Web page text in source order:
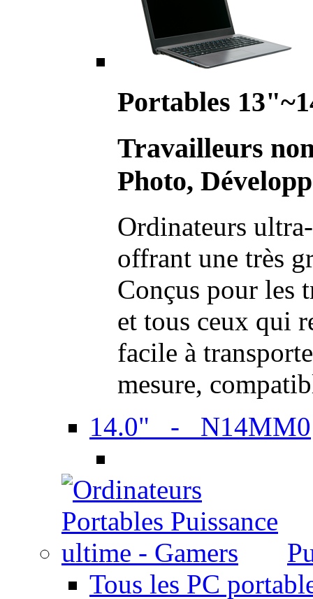
Portables
Travailleurs
Photo,
Ordinateurs
offrant une très
Conçus pour les
et tous ceux qui
facile à
mesure,
14.0" - N14MM0
Tous les PC